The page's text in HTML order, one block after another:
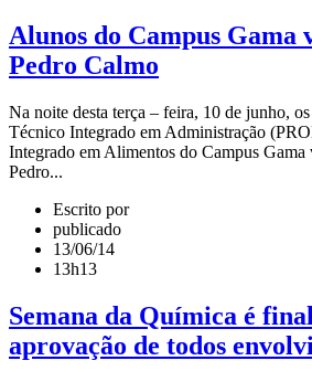
Alunos do Campus Gama
Pedro Calmo
Na noite desta terça – feira, 10 de junho,
Técnico Integrado em Administração
Integrado em Alimentos do Campus Gama
Pedro...
Escrito por
publicado
13/06/14
13h13
Semana da Química é
aprovação de todos